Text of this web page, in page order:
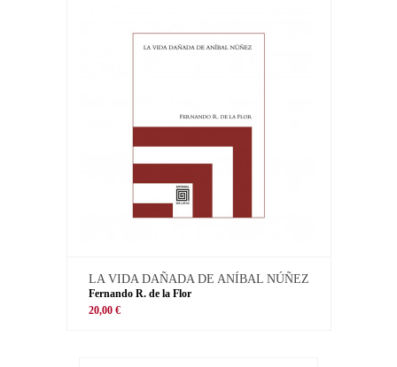
LA VIDA DAÑADA DE ANÍBAL NÚÑEZ
Fernando R. de la Flor
20,00 €